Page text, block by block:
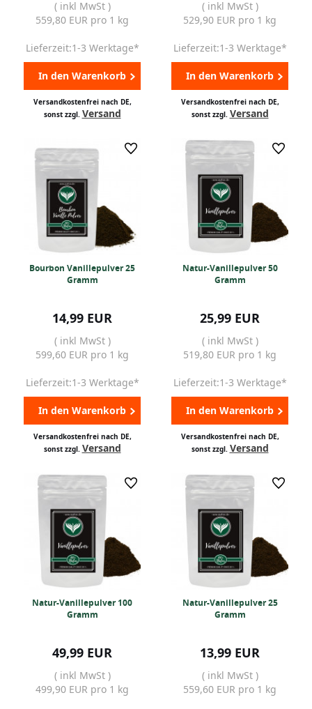
( inkl MwSt )
559,80 EUR pro 1 kg
Lieferzeit:1-3 Werktage*
In den Warenkorb
Versandkostenfrei nach DE,
sonst zzgl. Versand
( inkl MwSt )
529,90 EUR pro 1 kg
Lieferzeit:1-3 Werktage*
In den Warenkorb
Versandkostenfrei nach DE,
sonst zzgl. Versand
Bourbon Vanillepulver 25
Gramm
14,99 EUR
( inkl MwSt )
599,60 EUR pro 1 kg
Lieferzeit:1-3 Werktage*
In den Warenkorb
Versandkostenfrei nach DE,
sonst zzgl. Versand
Natur-Vanillepulver 50
Gramm
25,99 EUR
( inkl MwSt )
519,80 EUR pro 1 kg
Lieferzeit:1-3 Werktage*
In den Warenkorb
Versandkostenfrei nach DE,
sonst zzgl. Versand
Natur-Vanillepulver 100
Gramm
49,99 EUR
( inkl MwSt )
499,90 EUR pro 1 kg
Natur-Vanillepulver 25
Gramm
13,99 EUR
( inkl MwSt )
559,60 EUR pro 1 kg